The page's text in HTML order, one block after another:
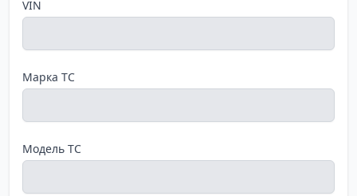
VIN
Марка ТС
Модель ТС